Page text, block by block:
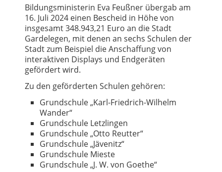
Bildungsministerin Eva Feußner übergab am
16. Juli 2024 einen Bescheid in Höhe von
insgesamt 348.943,21 Euro an die Stadt
Gardelegen, mit denen an sechs Schulen der
Stadt zum Beispiel die Anschaffung von
interaktiven Displays und Endgeräten
gefördert wird.
Zu den geförderten Schulen gehören:
Grundschule „Karl-Friedrich-Wilhelm
Wander“
Grundschule Letzlingen
Grundschule „Otto Reutter“
Grundschule „Jävenitz“
Grundschule Mieste
Grundschule „J. W. von Goethe“